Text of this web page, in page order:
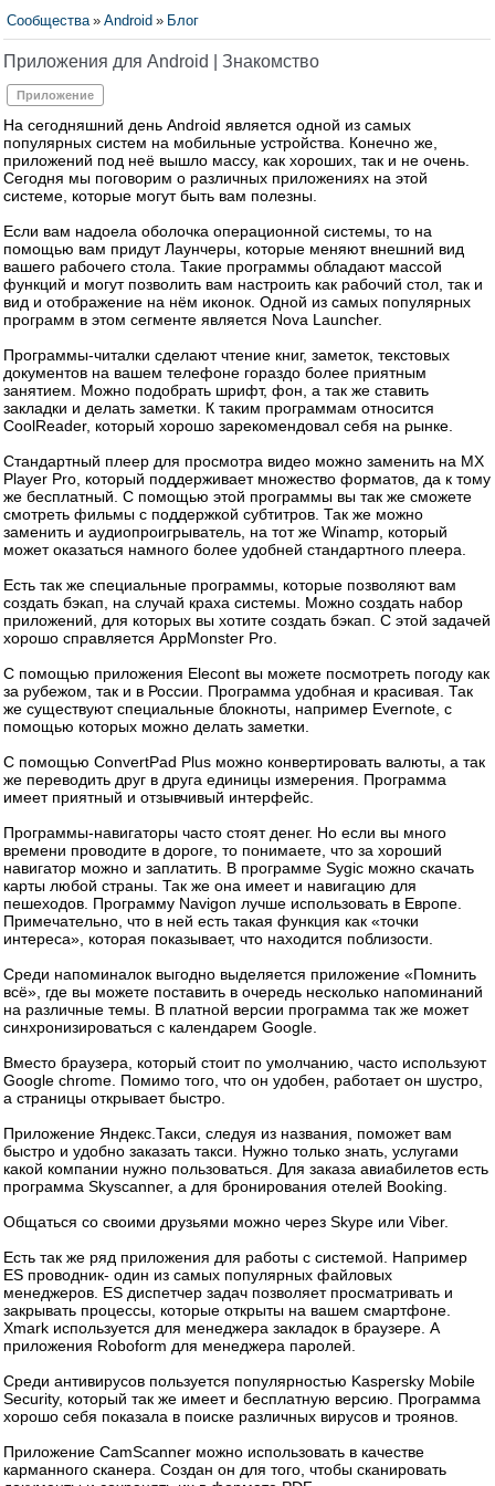
Сообщества » Android » Блог
Приложения для Android | Знакомство
Приложение
На сегодняшний день Android является одной из самых
популярных систем на мобильные устройства. Конечно же,
приложений под неё вышло массу, как хороших, так и не очень.
Сегодня мы поговорим о различных приложениях на этой
системе, которые могут быть вам полезны.
Если вам надоела оболочка операционной системы, то на
помощью вам придут Лаунчеры, которые меняют внешний вид
вашего рабочего стола. Такие программы обладают массой
функций и могут позволить вам настроить как рабочий стол, так и
вид и отображение на нём иконок. Одной из самых популярных
программ в этом сегменте является Nova Launcher.
Программы-читалки сделают чтение книг, заметок, текстовых
документов на вашем телефоне гораздо более приятным
занятием. Можно подобрать шрифт, фон, а так же ставить
закладки и делать заметки. К таким программам относится
CoolReader, который хорошо зарекомендовал себя на рынке.
Стандартный плеер для просмотра видео можно заменить на MX
Player Pro, который поддерживает множество форматов, да к тому
же бесплатный. С помощью этой программы вы так же сможете
смотреть фильмы с поддержкой субтитров. Так же можно
заменить и аудиопроигрыватель, на тот же Winamp, который
может оказаться намного более удобней стандартного плеера.
Есть так же специальные программы, которые позволяют вам
создать бэкап, на случай краха системы. Можно создать набор
приложений, для которых вы хотите создать бэкап. С этой задачей
хорошо справляется AppMonster Pro.
С помощью приложения Elecont вы можете посмотреть погоду как
за рубежом, так и в России. Программа удобная и красивая. Так
же существуют специальные блокноты, например Evernote, с
помощью которых можно делать заметки.
С помощью ConvertPad Plus можно конвертировать валюты, а так
же переводить друг в друга единицы измерения. Программа
имеет приятный и отзывчивый интерфейс.
Программы-навигаторы часто стоят денег. Но если вы много
времени проводите в дороге, то понимаете, что за хороший
навигатор можно и заплатить. В программе Sygic можно скачать
карты любой страны. Так же она имеет и навигацию для
пешеходов. Программу Navigon лучше использовать в Европе.
Примечательно, что в ней есть такая функция как «точки
интереса», которая показывает, что находится поблизости.
Среди напоминалок выгодно выделяется приложение «Помнить
всё», где вы можете поставить в очередь несколько напоминаний
на различные темы. В платной версии программа так же может
синхронизироваться с календарем Google.
Вместо браузера, который стоит по умолчанию, часто используют
Google chrome. Помимо того, что он удобен, работает он шустро,
а страницы открывает быстро.
Приложение Яндекс.Такси, следуя из названия, поможет вам
быстро и удобно заказать такси. Нужно только знать, услугами
какой компании нужно пользоваться. Для заказа авиабилетов есть
программа Skyscanner, а для бронирования отелей Booking.
Общаться со своими друзьями можно через Skype или Viber.
Есть так же ряд приложения для работы с системой. Например
ES проводник- один из самых популярных файловых
менеджеров. ES диспетчер задач позволяет просматривать и
закрывать процессы, которые открыты на вашем смартфоне.
Xmark используется для менеджера закладок в браузере. А
приложения Roboform для менеджера паролей.
Среди антивирусов пользуется популярностью Kaspersky Mobile
Security, который так же имеет и бесплатную версию. Программа
хорошо себя показала в поиске различных вирусов и троянов.
Приложение CamScanner можно использовать в качестве
карманного сканера. Создан он для того, чтобы сканировать